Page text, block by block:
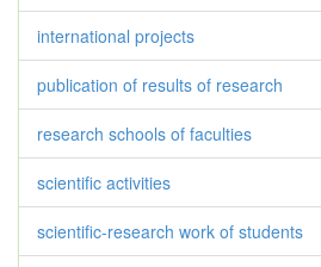
international projects
publication of results of research
research schools of faculties
scientific activities
scientific-research work of students